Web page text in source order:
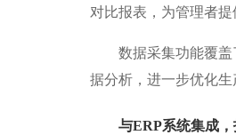
对比报表，为管理者提
数据采集功能覆盖
据分析，进一步优化生
与ERP系统集成，